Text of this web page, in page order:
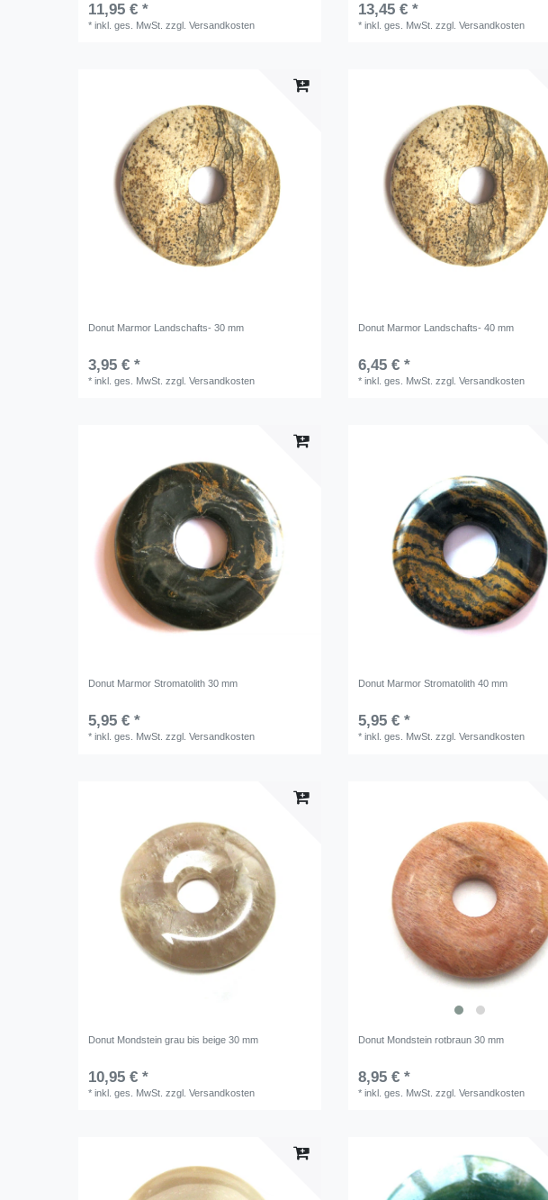
11,95 € *
*inkl. ges. MwSt. zzgl.Versandkosten
13,45 € *
*inkl. ges. MwSt. zzgl.Versandkosten
Donut Marmor Landschafts- 30 mm
3,95 € *
*inkl. ges. MwSt. zzgl.Versandkosten
Donut Marmor Landschafts- 40 mm
6,45 € *
*inkl. ges. MwSt. zzgl.Versandkosten
Donut Marmor Stromatolith 30 mm
5,95 € *
*inkl. ges. MwSt. zzgl.Versandkosten
Donut Marmor Stromatolith 40 mm
5,95 € *
*inkl. ges. MwSt. zzgl.Versandkosten
Donut Mondstein grau bis beige 30 mm
10,95 € *
*inkl. ges. MwSt. zzgl.Versandkosten
Donut Mondstein rotbraun 30 mm
8,95 € *
*inkl. ges. MwSt. zzgl.Versandkosten